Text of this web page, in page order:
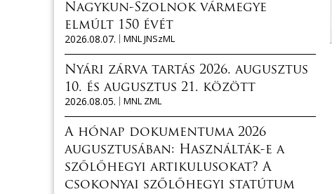
Nagykun-Szolnok vármegye
elmúlt 150 évét
2026.08.07.
MNL JNSzML
Nyári zárva tartás 2026. augusztus
10. és augusztus 21. között
2026.08.05.
MNL ZML
A hónap dokumentuma 2026
augusztusában: Használták-e a
szőlőhegyi artikulusokat? A
csokonyai szőlőhegyi statútum